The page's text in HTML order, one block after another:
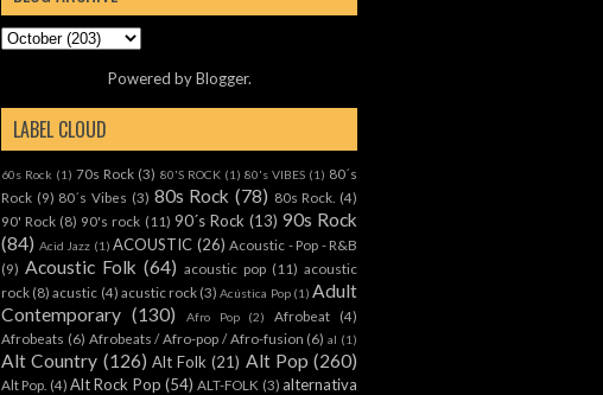
Powered byBlogger.
LABEL CLOUD
60s Rock (1) 70s Rock (3) 80'S ROCK (1) 80's VIBES (1) 80´s
Rock (9) 80´s Vibes (3) 80s Rock (78) 80s Rock. (4)
90' Rock (8) 90's rock (11) 90´s Rock (13) 90s Rock
(84) Acid Jazz (1) ACOUSTIC (26) Acoustic - Pop - R&B
(9) Acoustic Folk (64) acoustic pop (11) acoustic
rock (8) acustic (4) acustic rock (3) Acústica Pop (1) Adult
Contemporary (130) Afro Pop (2) Afrobeat
(4)
Afrobeats (6) Afrobeats / Afro-pop / Afro-fusion (6) al (1)
Alt Country (126) Alt Folk (21) Alt Pop (260)
Alt Pop. (4) Alt Rock Pop (54) ALT-FOLK (3) alternativa